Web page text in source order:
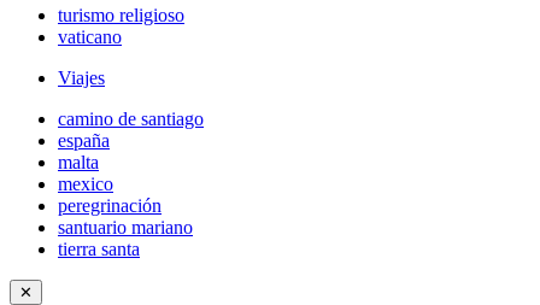
turismo religioso
vaticano
Viajes
camino de santiago
españa
malta
mexico
peregrinación
santuario mariano
tierra santa
✕